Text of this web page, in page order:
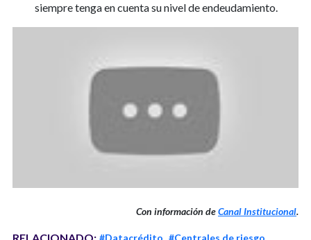
siempre tenga en cuenta su nivel de endeudamiento.
Con información deCanal Institucional.
#Datacrédito #Centrales de riesgo